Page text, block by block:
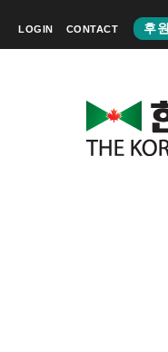
LOGIN CONTACT 후원